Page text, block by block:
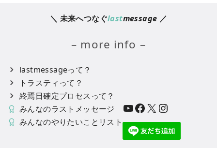
＼ 未来へつなぐlastmessage ／
– more info –
lastmessageって？
トラスティって？
終焉日確定プロセスって？
みんなのラストメッセージ
みんなのやりたいことリスト
YouTube Facebook X Instagram